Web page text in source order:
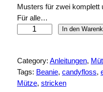
Musters für zwei komplett
Für alle…
n
e
In den
Category: Anleitungen,
Tags: Beanie, candyfloss,
Mütze, stricken